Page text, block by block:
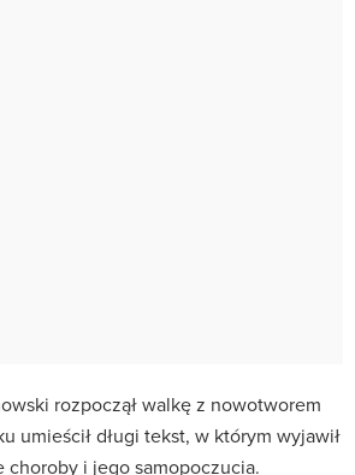
rozpoczął walkę z nowotworem
umieścił długi tekst, w którym wyjawił
choroby i jego samopoczucia.